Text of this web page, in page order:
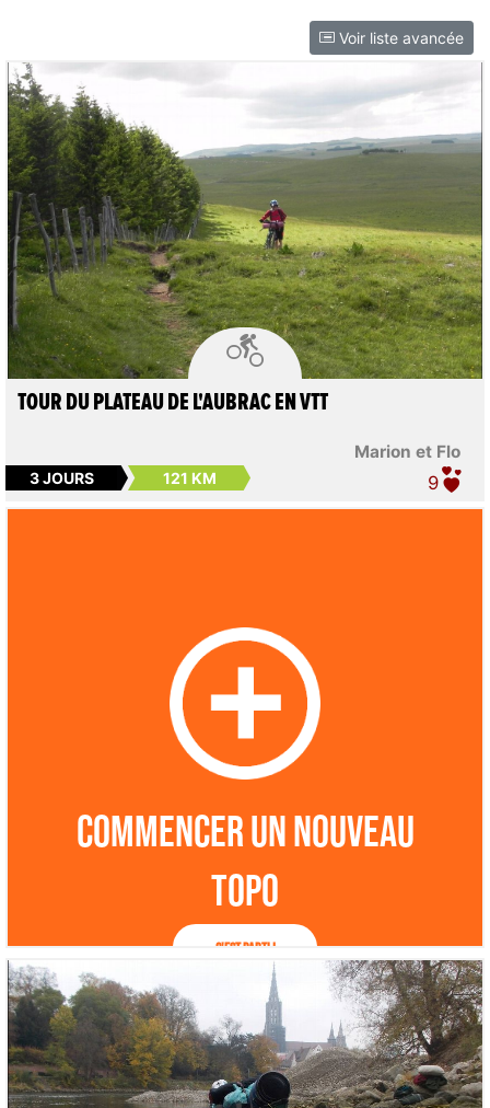
Voir liste avancée

Marion et Flo
TOUR DU PLATEAU DE L'AUBRAC EN VTT
3 JOURS 121 KM 9
Commencer un nouveau
topo
C'est parti !